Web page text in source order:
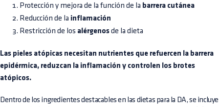
Protección y mejora de la función de la barrera cutánea
Reducción de la inflamación
Restricción de los alérgenos de la dieta
Las pieles atópicas necesitan nutrientes que refuercen la barrera
epidérmica, reduzcan la inflamación y controlen los brotes
atópicos.
Dentro de los ingredientes destacables en las dietas para la DA, se incluye